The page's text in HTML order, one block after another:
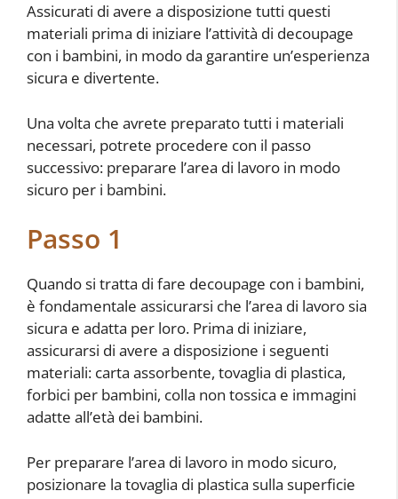
Assicurati di avere a disposizione tutti questi
materiali prima di iniziare l’attività di decoupage
con i bambini, in modo da garantire un’esperienza
sicura e divertente.
Una volta che avrete preparato tutti i materiali
necessari, potrete procedere con il passo
successivo: preparare l’area di lavoro in modo
sicuro per i bambini.
Passo 1
Quando si tratta di fare decoupage con i bambini,
è fondamentale assicurarsi che l’area di lavoro sia
sicura e adatta per loro. Prima di iniziare,
assicurarsi di avere a disposizione i seguenti
materiali: carta assorbente, tovaglia di plastica,
forbici per bambini, colla non tossica e immagini
adatte all’età dei bambini.
Per preparare l’area di lavoro in modo sicuro,
posizionare la tovaglia di plastica sulla superficie